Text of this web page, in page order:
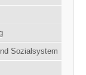
Sozialsystem